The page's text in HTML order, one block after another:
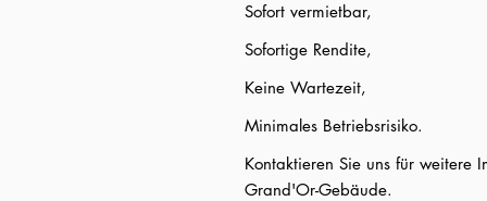
Sofort vermietbar,
Sofortige Rendite,
Keine Wartezeit,
Minimales Betriebsrisiko.
Kontaktieren Sie uns für weitere
Grand'Or-Gebäude.